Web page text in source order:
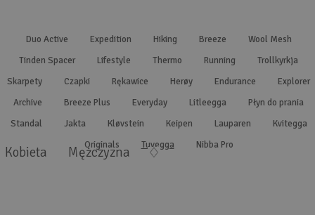
Duo Active Expedition Hiking Breeze
Wool Mesh
Tinden Spacer
Lifestyle Thermo Running
Trollkyrkja
Skarpety
Czapki Rękawice Herøy Endurance
Explorer
Archive
Breeze Plus Everyday Litleegga
Płyn do prania
Standal
Jakta Kløvstein Keipen Lauparen
Kvitegga
Originals
Tuvegga Nibba Pro
Kobieta Mężczyzna